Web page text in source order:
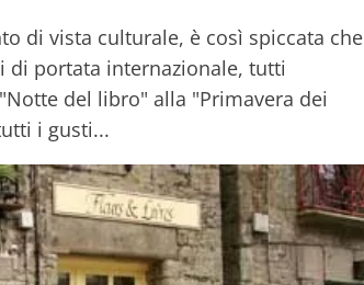
di vista culturale, è così spiccata che
di portata internazionale, tutti
del libro" alla "Primavera dei
i gusti...